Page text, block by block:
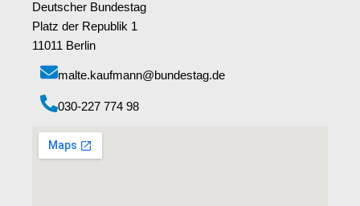
Deutscher Bundestag
Platz der Republik 1
11011 Berlin
malte.kaufmann@bundestag.de
‭030-227 774 98‬